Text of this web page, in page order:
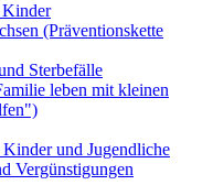
Kinder
(Präventionskette
Sterbefälle
leben mit kleinen
und Jugendliche
Vergünstigungen